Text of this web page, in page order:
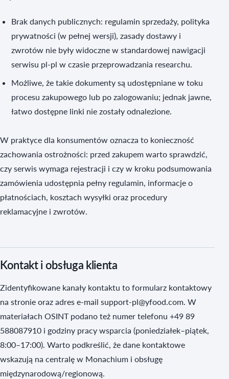
Brak danych publicznych: regulamin sprzedaży, polityka
prywatności (w pełnej wersji), zasady dostawy i
zwrotów nie były widoczne w standardowej nawigacji
serwisu pl‑pl w czasie przeprowadzania researchu.
Możliwe, że takie dokumenty są udostępniane w toku
procesu zakupowego lub po zalogowaniu; jednak jawne,
łatwo dostępne linki nie zostały odnalezione.
W praktyce dla konsumentów oznacza to konieczność
zachowania ostrożności: przed zakupem warto sprawdzić,
czy serwis wymaga rejestracji i czy w kroku podsumowania
zamówienia udostępnia pełny regulamin, informacje o
płatnościach, kosztach wysyłki oraz procedury
reklamacyjne i zwrotów.
Kontakt i obsługa klienta
Zidentyfikowane kanały kontaktu to formularz kontaktowy
na stronie oraz adres e‑mail support-pl@yfood.com. W
materiałach OSINT podano też numer telefonu +49 89
588087910 i godziny pracy wsparcia (poniedziałek–piątek,
8:00–17:00). Warto podkreślić, że dane kontaktowe
wskazują na centralę w Monachium i obsługę
międzynarodową/regionową.